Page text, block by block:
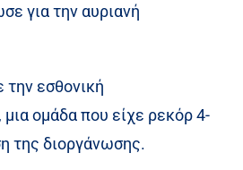
για την αυριανή
την εσθονική
ομάδα που είχε ρεκόρ 4-
της διοργάνωσης.